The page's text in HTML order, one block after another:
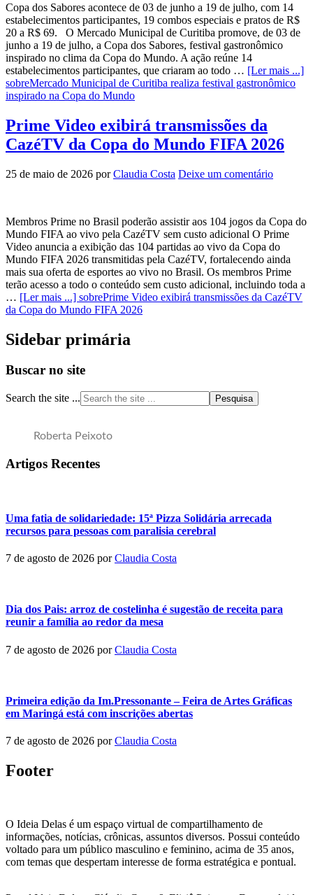
Copa dos Sabores acontece de 03 de junho a 19 de julho, com 14
estabelecimentos participantes, 19 combos especiais e pratos de R$
20 a R$ 69. O Mercado Municipal de Curitiba promove, de 03 de
junho a 19 de julho, a Copa dos Sabores, festival gastronômico
inspirado no clima da Copa do Mundo. A ação reúne 14
estabelecimentos participantes, que criaram ao todo … [Ler mais ...]
sobreMercado Municipal de Curitiba realiza festival gastronômico
inspirado na Copa do Mundo
Prime Video exibirá transmissões da
CazéTV da Copa do Mundo FIFA 2026
25 de maio de 2026 porClaudia Costa Deixe um comentário
Membros Prime no Brasil poderão assistir aos 104 jogos da Copa do
Mundo FIFA ao vivo pela CazéTV sem custo adicional O Prime
Video anuncia a exibição das 104 partidas ao vivo da Copa do
Mundo FIFA 2026 transmitidas pela CazéTV, fortalecendo ainda
mais sua oferta de esportes ao vivo no Brasil. Os membros Prime
terão acesso a todo o conteúdo sem custo adicional, incluindo toda a
… [Ler mais ...] sobrePrime Video exibirá transmissões da CazéTV
da Copa do Mundo FIFA 2026
Sidebar primária
Buscar no site
Search the site ...
Roberta Peixoto
Artigos Recentes
Uma fatia de solidariedade: 15ª Pizza Solidária arrecada
recursos para pessoas com paralisia cerebral
7 de agosto de 2026 porClaudia Costa
Dia dos Pais: arroz de costelinha é sugestão de receita para
reunir a família ao redor da mesa
7 de agosto de 2026 porClaudia Costa
Primeira edição da Im.Pressonante – Feira de Artes Gráficas
em Maringá está com inscrições abertas
7 de agosto de 2026 porClaudia Costa
Footer
O Ideia Delas é um espaço virtual de compartilhamento de
informações, notícias, crônicas, assuntos diversos. Possui conteúdo
voltado para um público masculino e feminino, acima de 35 anos,
com temas que despertam interesse de forma estratégica e pontual.